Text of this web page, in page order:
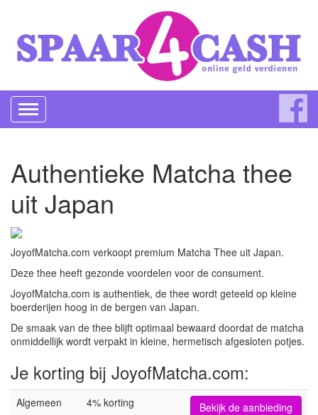
Toggle
navigation
Authentieke Matcha thee
uit Japan
JoyofMatcha.com verkoopt premium Matcha Thee uit Japan.
Deze thee heeft gezonde voordelen voor de consument.
JoyofMatcha.com is authentiek, de thee wordt geteeld op kleine
boerderijen hoog in de bergen van Japan.
De smaak van de thee blijft optimaal bewaard doordat de matcha
onmiddellijk wordt verpakt in kleine, hermetisch afgesloten potjes.
Je korting bij JoyofMatcha.com:
Algemeen 4% korting Bekijk de aanbieding